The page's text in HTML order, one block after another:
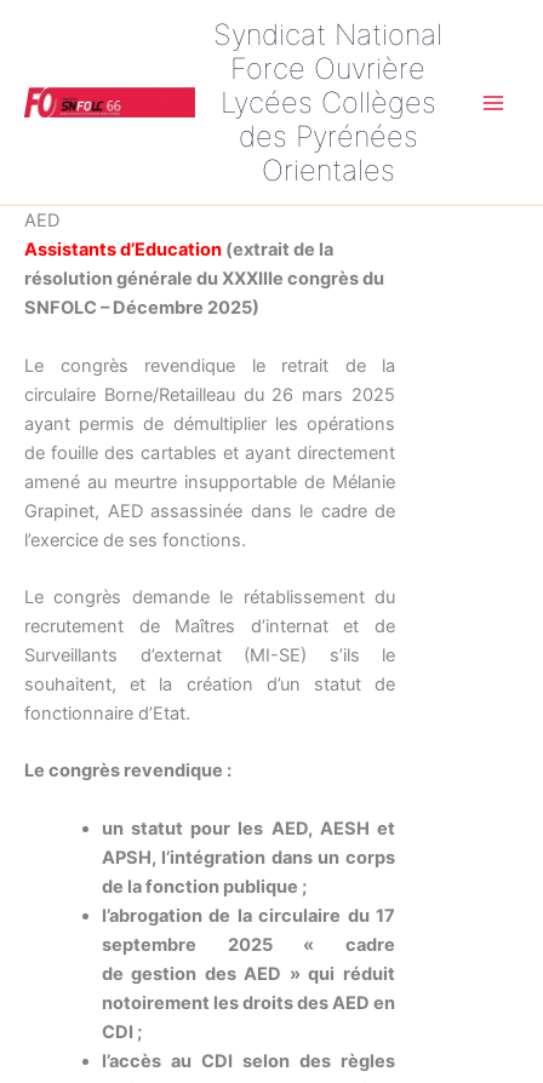
Syndicat National
Force Ouvrière
Lycées Collèges
des Pyrénées
Orientales
AED
Assistants d’Education (extrait de la
résolution générale du XXXIIIe congrès du
SNFOLC – Décembre 2025)
Le congrès revendique le retrait de la
circulaire Borne/Retailleau du 26 mars 2025
ayant permis de démultiplier les opérations
de fouille des cartables et ayant directement
amené au meurtre insupportable de Mélanie
Grapinet, AED assassinée dans le cadre de
l’exercice de ses fonctions.
Le congrès demande le rétablissement du
recrutement de Maîtres d’internat et de
Surveillants d’externat (MI-SE) s’ils le
souhaitent, et la création d’un statut de
fonctionnaire d’Etat.
Le congrès revendique :
un statut pour les AED, AESH et
APSH, l’intégration dans un corps
de la fonction publique ;
l’abrogation de la circulaire du 17
septembre 2025 « cadre
degestion des AED » qui réduit
notoirement les droits des AED en
CDI ;
l’accès au CDI selon des règles